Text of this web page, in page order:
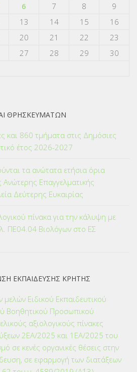
6 7 8
9
13 14 15
16
20 21 22
23
27 28 29
30
ΘΡΗΣΚΕΥΜΑΤΩΝ
και 860 τμήματα στις Δημόσιες
έτος 2026-2027
τα ανώτατα ετήσια όρια
Ανώτερης Επαγγελματικής
Δεύτερης Ευκαιρίας
πίνακα για την κάλυψη με
ΠΕ04.04 Βιολόγων στο ΕΣ
ΕΚΠΑΙΔΕΥΣΗΣ ΚΡΗΤΗΣ
Ειδικού Εκπαιδευτικού
Βοηθητικού Προσωπικού
αξιολογικούς πίνακες
2ΕΑ/2025 και 1ΕΑ/2025 του
σε κενές οργανικές θέσεις στην
σε εφαρμογή των διατάξεων